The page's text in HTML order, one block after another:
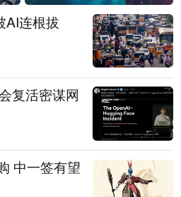
AI连根拔
复活密谋网
中一签有望